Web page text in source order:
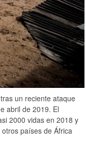
un reciente ataque
abril de 2019. El
2000 vidas en 2018 y
países de África